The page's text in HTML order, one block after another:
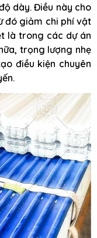
dày. Điều này cho
đó giảm chi phí vật
là trong các dự án
trọng lượng nhẹ
điều kiện chuyên